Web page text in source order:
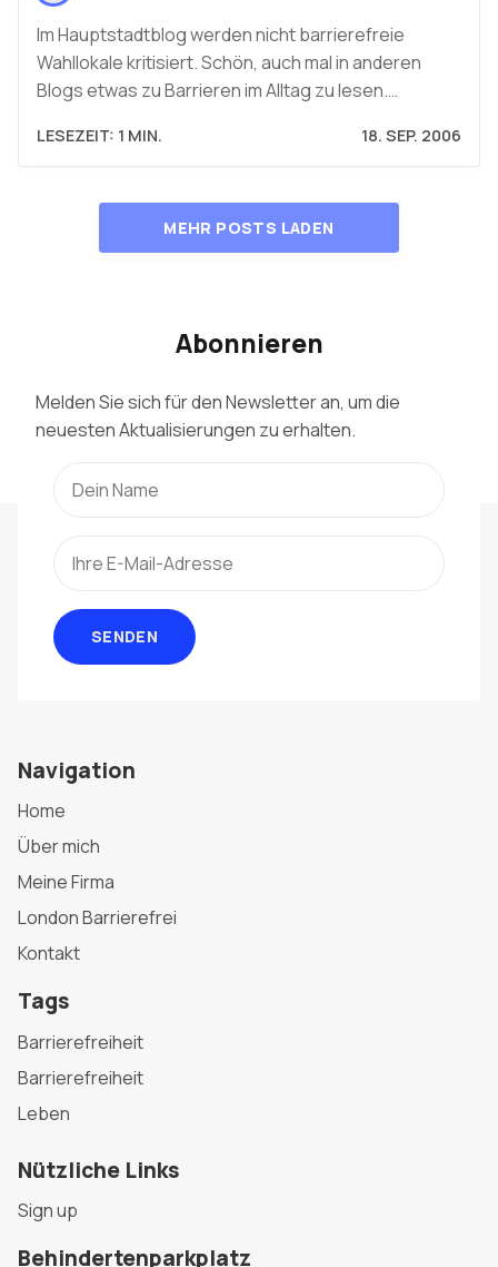
Im Hauptstadtblog werden nicht barrierefreie
Wahllokale kritisiert. Schön, auch mal in anderen
Blogs etwas zu Barrieren im Alltag zu lesen.…
LESEZEIT: 1 MIN. 18. SEP. 2006
MEHR POSTS LADEN
Abonnieren
Melden Sie sich für den Newsletter an, um die
neuesten Aktualisierungen zu erhalten.
SENDEN
Navigation
Home
Über mich
Meine Firma
London Barrierefrei
Kontakt
Tags
Barrierefreiheit
Barrierefreiheit
Leben
Nützliche Links
Sign up
Behindertenparkplatz